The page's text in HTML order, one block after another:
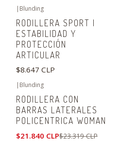
| Blunding
RODILLERA SPORT |
ESTABILIDAD Y
PROTECCIÓN
ARTICULAR
$8.647 CLP
| Blunding
RODILLERA CON
BARRAS LATERALES
POLICENTRICA WOMAN
$21.840 CLP$23.319 CLP